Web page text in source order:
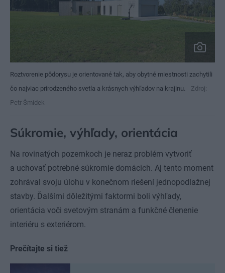
Roztvorenie pôdorysu je orientované tak, aby obytné miestnosti zachytili
čo najviac prirodzeného svetla a krásnych výhľadov na krajinu.
Zdroj:
Petr Šmídek
Súkromie, výhľady, orientácia
Na rovinatých pozemkoch je neraz problém vytvoriť
a uchovať potrebné súkromie domácich. Aj tento moment
zohrával svoju úlohu v konečnom riešení jednopodlažnej
stavby. Ďalšími dôležitými faktormi boli výhľady,
orientácia voči svetovým stranám a funkčné členenie
interiéru s exteriérom.
Prečítajte si tiež